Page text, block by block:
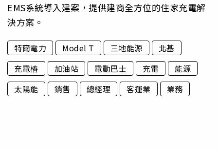
EMS系統導入建案，提供建商全方位的住家充電解
決方案。
特爾電力 Model T 三地能源
北基
充電樁
加油站 電動巴士 充電
能源
太陽能
銷售 總經理 客運業 業務